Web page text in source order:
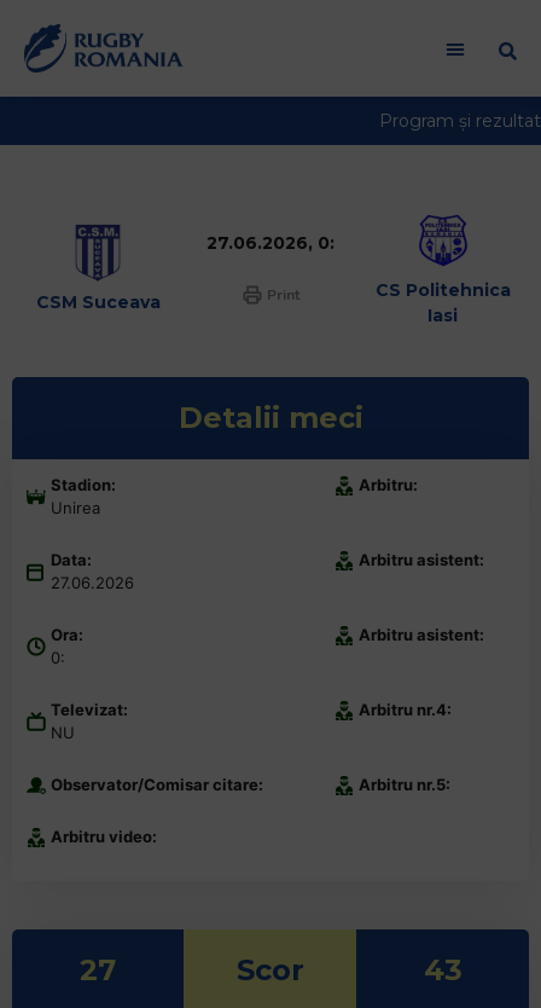
CSM Suceava
27.06.2026, 0:
Print
CS Politehnica
Iasi
Detalii meci
Stadion:
Unirea
Arbitru:
Data:
27.06.2026
Arbitru asistent:
Ora:
0:
Arbitru asistent:
Televizat:
NU
Arbitru nr.4:
Observator/Comisar citare: Arbitru nr.5:
Arbitru video:
27 Scor 43